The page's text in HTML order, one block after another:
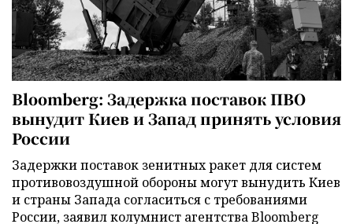
Bloomberg: Задержка поставок ПВО
вынудит Киев и Запад принять условия
России
Задержки поставок зенитных ракет для систем
противовоздушной обороны могут вынудить Киев
и страны Запада согласиться с требованиями
России, заявил колумнист агентства Bloomberg